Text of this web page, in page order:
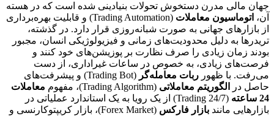
جهان مالی مدرن دستخوش تحولات بنیادینی شده است که در هسته
آن، اتوماسیون معاملات
(Trading Automation) و قابلیت بهره‌برداری
از بازارهای جهانی به صورت شبانه‌روزی قرار دارد. در گذشته،
تریدرها به دلیل محدودیت‌های زمانی و فیزیولوژیکی انسان، مجبور
بودند زمان زیادی را صرف نظارت بر پوزیشن‌های خود کنند و
فرصت‌های زیادی، به خصوص در ساعات غیراداری، از دست
می‌رفت. با ظهور ربات معامله‌گر
(Trading Bot) و پیشرفت‌های
حاصل در
الگوریتم معاملاتی (Trading Algorithm)، مفهوم
معاملات
24 ساعته
(24/7 Trading) از یک رویا به یک استاندارد عملیاتی در
بازارهایی مانند بازار فارکس
(Forex Market)، بازار کریپتوکارنسی و